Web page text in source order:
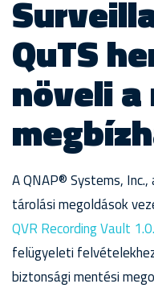
QuTS
növeli
A QNAP® Systems,
tárolási megoldások
QVR Recording Vault
felügyeleti
biztonsági mentési